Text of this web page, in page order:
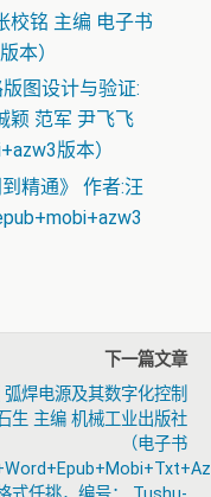
校铭 主编 电子书
本）
图设计与验证:
颖 范军 尹飞飞
版本）
精通》 作者:汪
下一篇文章
弧焊电源及其数字化控制
生 主编 机械工业出版社
（电子书